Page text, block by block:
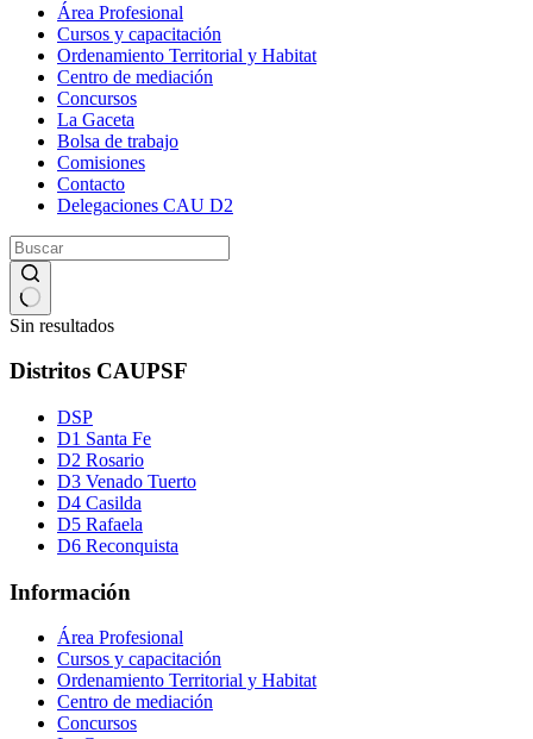
Área Profesional
Cursos y capacitación
Ordenamiento Territorial y Habitat
Centro de mediación
Concursos
La Gaceta
Bolsa de trabajo
Comisiones
Contacto
Delegaciones CAU D2
Sin resultados
Distritos CAUPSF
DSP
D1 Santa Fe
D2 Rosario
D3 Venado Tuerto
D4 Casilda
D5 Rafaela
D6 Reconquista
Información
Área Profesional
Cursos y capacitación
Ordenamiento Territorial y Habitat
Centro de mediación
Concursos